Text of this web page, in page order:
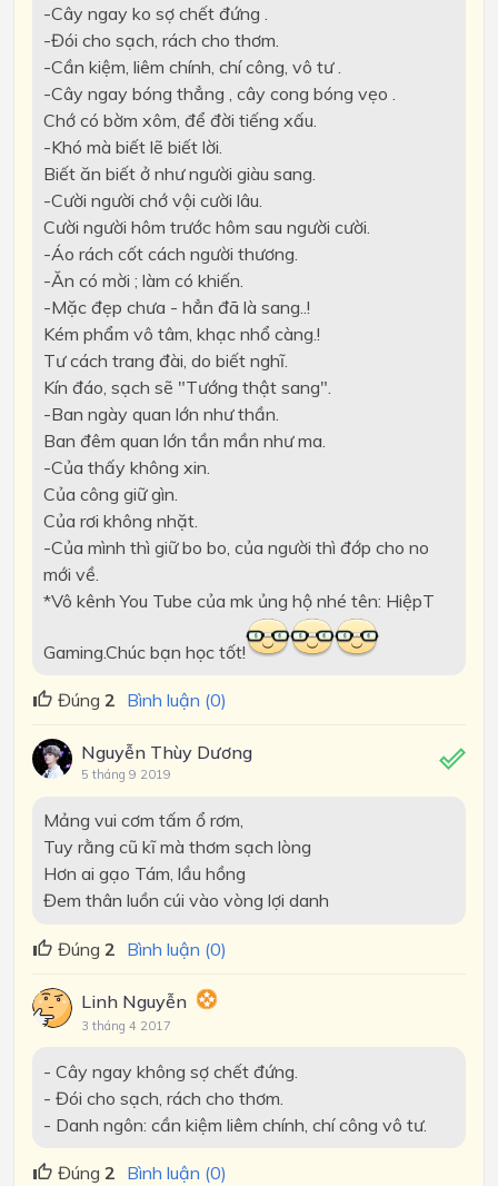
-Cây ngay ko sợ chết đứng .
-Đói cho sạch, rách cho thơm.
-Cần kiệm, liêm chính, chí công, vô tư .
-Cây ngay bóng thẳng , cây cong bóng vẹo .
Chớ có bờm xôm, để đời tiếng xấu.
-Khó mà biết lẽ biết lời.
Biết ăn biết ở như người giàu sang.
-Cười người chớ vội cười lâu.
Cười người hôm trước hôm sau người cười.
-Áo rách cốt cách người thương.
-Ăn có mời ; làm có khiến.
-Mặc đẹp chưa - hẳn đã là sang..!
Kém phẩm vô tâm, khạc nhổ càng.!
Tư cách trang đài, do biết nghĩ.
Kín đáo, sạch sẽ "Tướng thật sang".
-Ban ngày quan lớn như thần.
Ban đêm quan lớn tần mần như ma.
-Của thấy không xin.
Của công giữ gìn.
Của rơi không nhặt.
-Của mình thì giữ bo bo, của người thì đớp cho no
mới về.
*Vô kênh You Tube của mk ủng hộ nhé tên: HiệpT
Gaming.Chúc bạn học tốt!
Đúng 2 Bình luận (0)
Nguyễn Thùy Dương
5 tháng 9 2019
Mảng vui cơm tấm ổ rơm,
Tuy rằng cũ kĩ mà thơm sạch lòng
Hơn ai gạo Tám, lầu hồng
Đem thân luồn cúi vào vòng lợi danh
Đúng 2 Bình luận (0)
Linh Nguyễn
3 tháng 4 2017
- Cây ngay không sợ chết đứng.
- Đói cho sạch, rách cho thơm.
- Danh ngôn: cần kiệm liêm chính, chí công vô tư.
Đúng 2 Bình luận (0)